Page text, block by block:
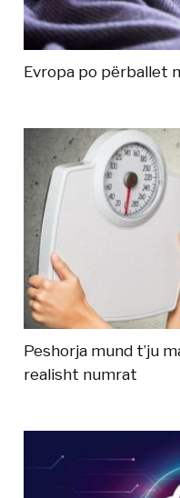
Evropa po përballet
Peshorja mund t’ju
realisht numrat